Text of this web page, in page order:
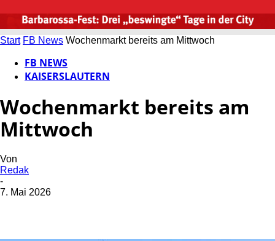
Start FB News Wochenmarkt bereits am Mittwoch
FB NEWS
KAISERSLAUTERN
Wochenmarkt bereits am
Mittwoch
Von
Redak
-
7. Mai 2026